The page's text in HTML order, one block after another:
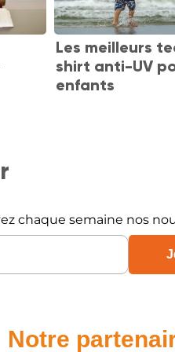
Les meilleurs
shirt anti-UV
enfants
chaque semaine nos
Notre